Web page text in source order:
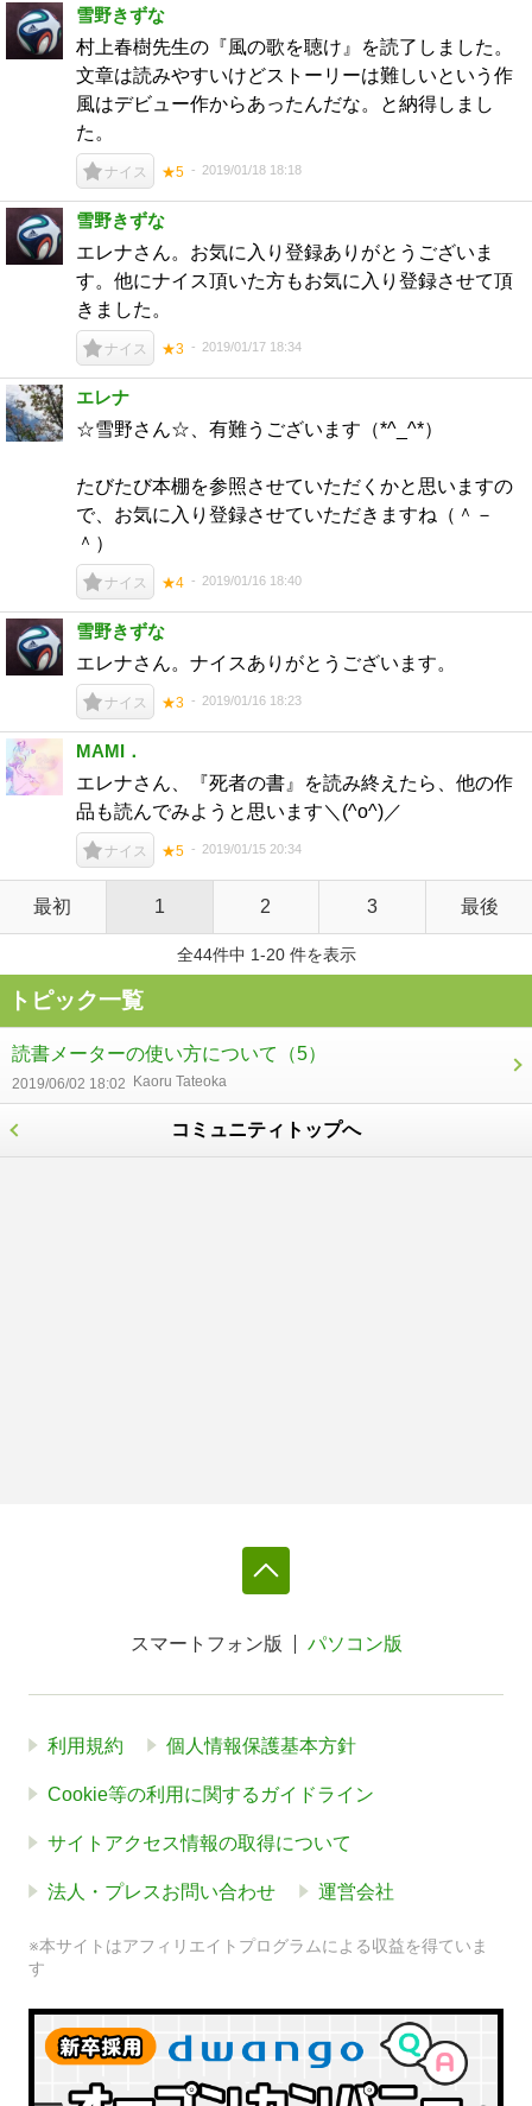
雪野きずな
村上春樹先生の『風の歌を聴け』を読了しました。
文章は読みやすいけどストーリーは難しいという作
風はデビュー作からあったんだな。と納得しまし
た。
ナイス ★5 2019/01/18 18:18
雪野きずな
エレナさん。お気に入り登録ありがとうございま
す。他にナイス頂いた方もお気に入り登録させて頂
きました。
ナイス ★3 2019/01/17 18:34
エレナ
☆雪野さん☆、有難うございます（*^_^*）
たびたび本棚を参照させていただくかと思いますの
で、お気に入り登録させていただきますね（＾－
＾）
ナイス ★4 2019/01/16 18:40
雪野きずな
エレナさん。ナイスありがとうございます。
ナイス ★3 2019/01/16 18:23
MAMI．
エレナさん、『死者の書』を読み終えたら、他の作
品も読んでみようと思います＼(^o^)／
ナイス ★5 2019/01/15 20:34
最初 1 2 3 最後
全44件中 1-20 件を表示
トピック一覧
読書メーターの使い方について （5）
2019/06/02 18:02 Kaoru Tateoka
コミュニティトップへ
スマートフォン版 パソコン版
利用規約 個人情報保護基本方針
Cookie等の利用に関するガイドライン
サイトアクセス情報の取得について
法人・プレスお問い合わせ 運営会社
※本サイトはアフィリエイトプログラムによる収益を得ていま
す